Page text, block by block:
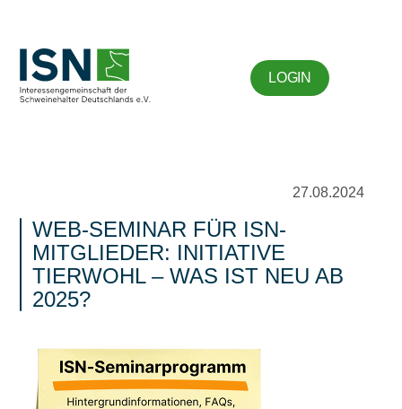
LOGIN
27.08.2024
WEB-SEMINAR FÜR ISN-
MITGLIEDER: INITIATIVE
TIERWOHL – WAS IST NEU AB
2025?